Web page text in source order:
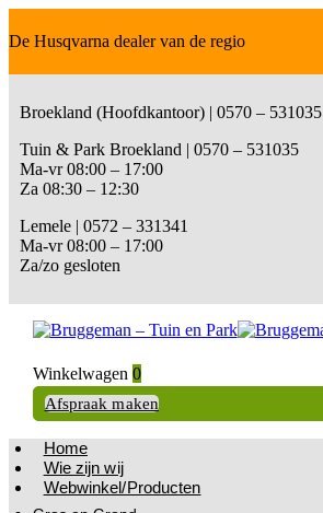
De Husqvarna dealer van de regio
Broekland (Hoofdkantoor) | 0570 – 531035
Tuin & Park Broekland | 0570 – 531035
Ma-vr 08:00 – 17:00
Za 08:30 – 12:30
Lemele | 0572 – 331341
Ma-vr 08:00 – 17:00
Za/zo gesloten
Winkelwagen 0
Afspraak maken
Home
Wie zijn wij
Webwinkel/Producten